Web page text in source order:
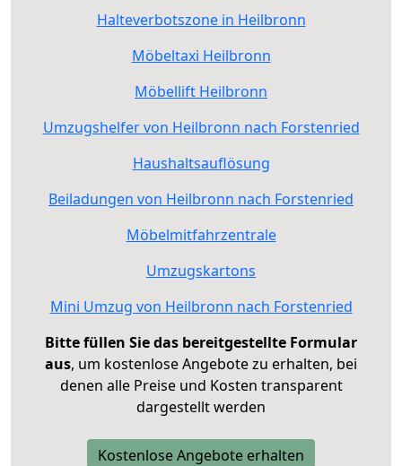
Halteverbotszone in Heilbronn
Möbeltaxi Heilbronn
Möbellift Heilbronn
Umzugshelfer von Heilbronn nach Forstenried
Haushaltsauflösung
Beiladungen von Heilbronn nach Forstenried
Möbelmitfahrzentrale
Umzugskartons
Mini Umzug von Heilbronn nach Forstenried
Bitte füllen Sie das bereitgestellte Formular
aus, um kostenlose Angebote zu erhalten, bei
denen alle Preise und Kosten transparent
dargestellt werden
Kostenlose Angebote erhalten